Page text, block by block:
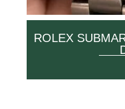
ROLEX